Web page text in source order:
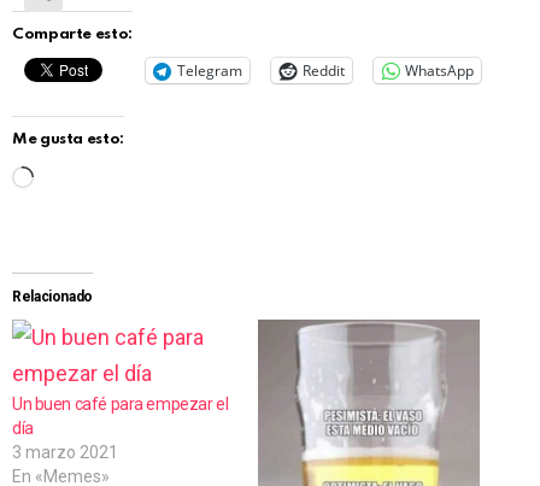
Comparte esto:
Telegram Reddit WhatsApp
Me gusta esto:
g
a
d
.
Relacionado
Un buen café para empezar el
día
3 marzo 2021
En «Memes»